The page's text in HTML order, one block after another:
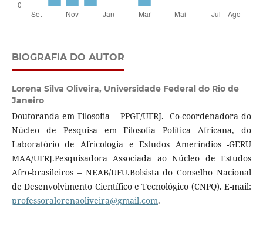
BIOGRAFIA DO AUTOR
Lorena Silva Oliveira, Universidade Federal do Rio de
Janeiro
Doutoranda em Filosofia – PPGF/UFRJ. Co-coordenadora do
Núcleo de Pesquisa em Filosofia Política Africana, do
Laboratório de Africologia e Estudos Ameríndios -GERU
MAA/UFRJ.Pesquisadora Associada ao Núcleo de Estudos
Afro-brasileiros – NEAB/UFU.Bolsista do Conselho Nacional
de Desenvolvimento Científico e Tecnológico (CNPQ). E-mail:
professoralorenaoliveira@gmail.com.